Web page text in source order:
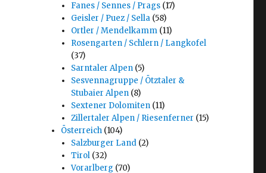
Fanes / Sennes / Prags(17)
Geisler / Puez / Sella(58)
Ortler / Mendelkamm(11)
Rosengarten / Schlern / Langkofel
(37)
Sarntaler Alpen(5)
Sesvennagruppe / Ötztaler &
Stubaier Alpen(8)
Sextener Dolomiten(11)
Zillertaler Alpen / Riesenferner (15)
Österreich (104)
Salzburger Land(2)
Tirol(32)
Vorarlberg (70)